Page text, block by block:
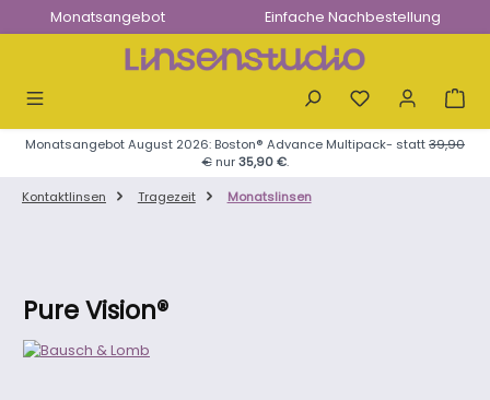
Zum Hauptinhalt springen
Monatsangebot Einfache Nachbestellung
Monatsangebot August 2026: Boston® Advance Multipack- statt39,90
€nur35,90 €.
Kontaktlinsen
Tragezeit Monatslinsen
Pure Vision®